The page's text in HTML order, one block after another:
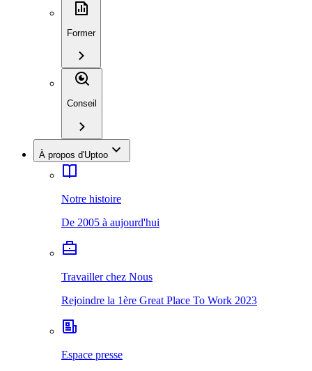
Former
Conseil
À propos d'Uptoo
Notre histoire
De 2005 à aujourd'hui
Travailler chez Nous
Rejoindre la 1ère Great Place To Work 2023
Espace presse